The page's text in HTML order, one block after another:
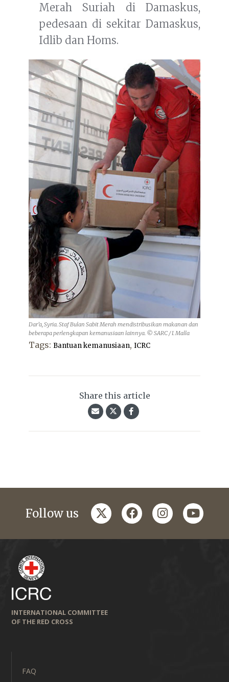
Merah Suriah di Damaskus,
pedesaan di sekitar Damaskus,
Idlib dan Homs.
Dar’a, Syria. Staf Bulan Sabit Merah mendistribusikan makanan dan
beberapa perlengkapan kemanusiaan lainnya. © SARC / I. Malla
Tags: Bantuan kemanusiaan, ICRC
Share this article
Follow us twitterfacebookinstagramyoutube
INTERNATIONAL COMMITTEE
OF THE RED CROSS
FAQ